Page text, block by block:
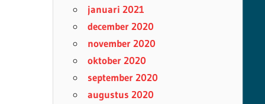
januari 2021
december 2020
november 2020
oktober 2020
september 2020
augustus 2020